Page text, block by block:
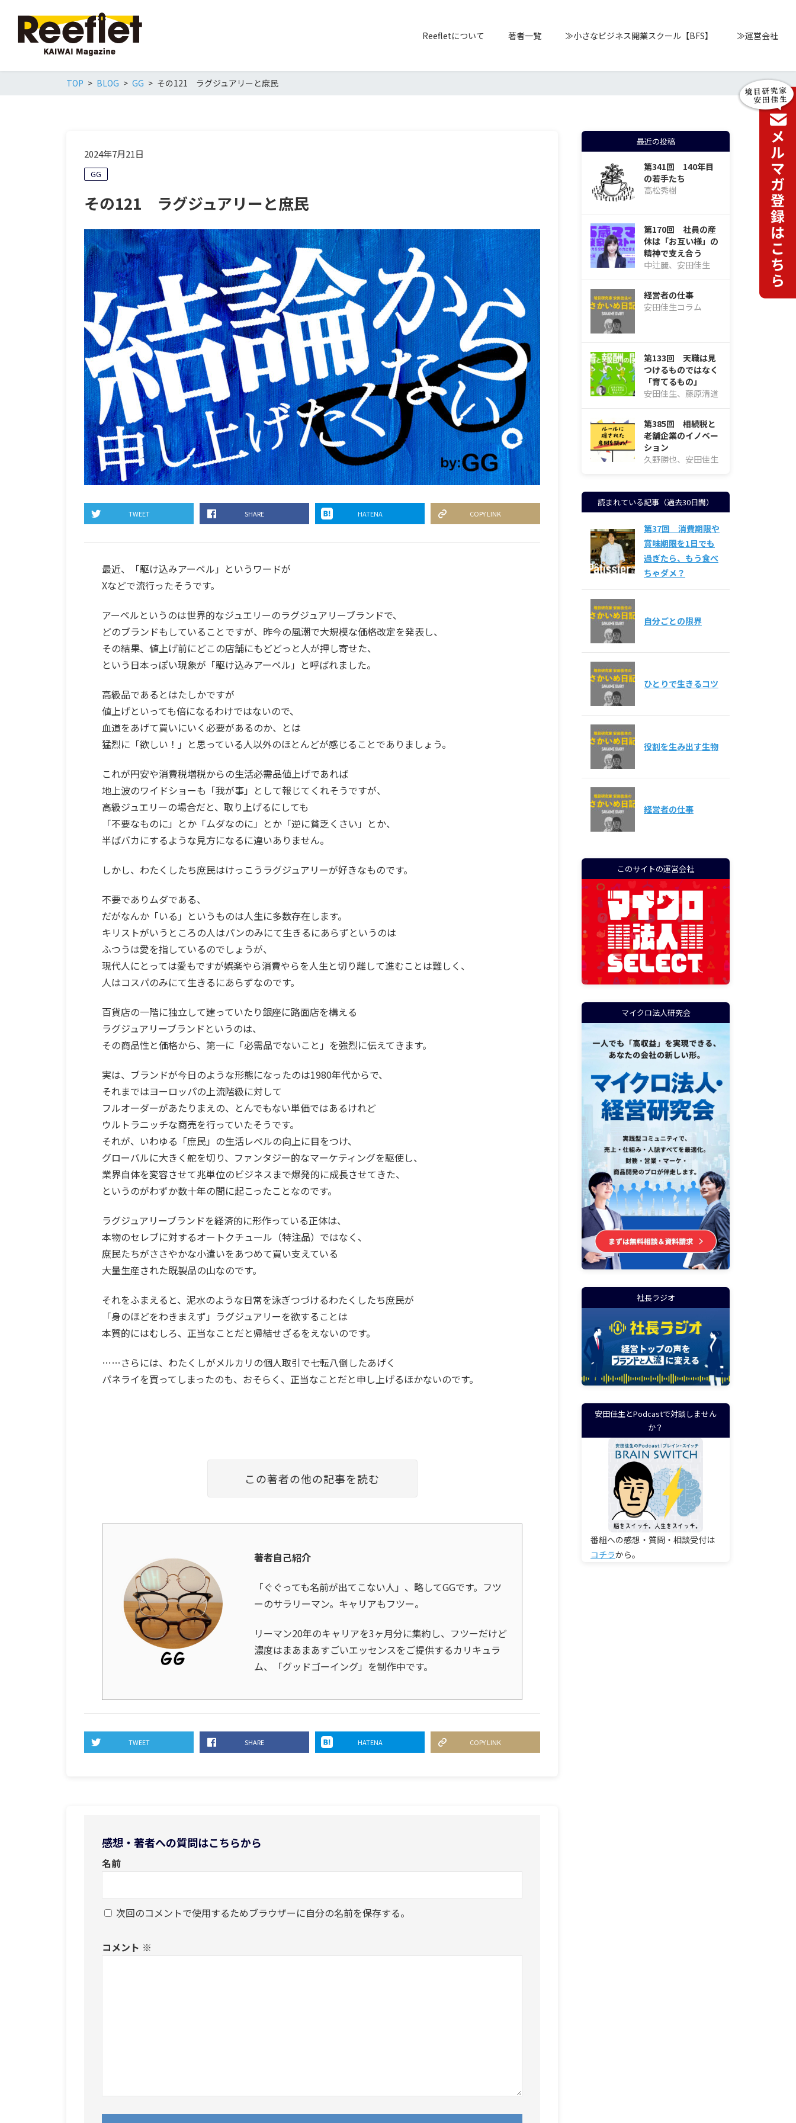
Reefletについて 著者一覧 ≫小さなビジネス開業スクール【BFS】 ≫運営会社
TOP BLOG GG その121 ラグジュアリーと庶民
2024年7月21日
GG
その121 ラグジュアリーと庶民
TWEET SHARE HATENA COPY LINK
最近、「駆け込みアーペル」というワードが
Xなどで流行ったそうです。
アーペルというのは世界的なジュエリーのラグジュアリーブランドで、
どのブランドもしていることですが、昨今の風潮で大規模な価格改定を発表し、
その結果、値上げ前にどこの店舗にもどどっと人が押し寄せた、
という日本っぽい現象が「駆け込みアーペル」と呼ばれました。
高級品であるとはたしかですが
値上げといっても倍になるわけではないので、
血道をあげて買いにいく必要があるのか、とは
猛烈に「欲しい！」と思っている人以外のほとんどが感じることでありましょう。
これが円安や消費税増税からの生活必需品値上げであれば
地上波のワイドショーも「我が事」として報じてくれそうですが、
高級ジュエリーの場合だと、取り上げるにしても
「不要なものに」とか「ムダなのに」とか「逆に貧乏くさい」とか、
半ばバカにするような見方になるに違いありません。
しかし、わたくしたち庶民はけっこうラグジュアリーが好きなものです。
不要でありムダである、
だがなんか「いる」というものは人生に多数存在します。
キリストがいうところの人はパンのみにて生きるにあらずというのは
ふつうは愛を指しているのでしょうが、
現代人にとっては愛もですが娯楽やら消費やらを人生と切り離して進むことは難しく、
人はコスパのみにて生きるにあらずなのです。
百貨店の一階に独立して建っていたり銀座に路面店を構える
ラグジュアリーブランドというのは、
その商品性と価格から、第一に「必需品でないこと」を強烈に伝えてきます。
実は、ブランドが今日のような形態になったのは1980年代からで、
それまではヨーロッパの上流階級に対して
フルオーダーがあたりまえの、とんでもない単価ではあるけれど
ウルトラニッチな商売を行っていたそうです。
それが、いわゆる「庶民」の生活レベルの向上に目をつけ、
グローバルに大きく舵を切り、ファンタジー的なマーケティングを駆使し、
業界自体を変容させて兆単位のビジネスまで爆発的に成長させてきた、
というのがわずか数十年の間に起こったことなのです。
ラグジュアリーブランドを経済的に形作っている正体は、
本物のセレブに対するオートクチュール（特注品）ではなく、
庶民たちがささやかな小遣いをあつめて買い支えている
大量生産された既製品の山なのです。
それをふまえると、泥水のような日常を泳ぎつづけるわたくしたち庶民が
「身のほどをわきまえず」ラグジュアリーを欲することは
本質的にはむしろ、正当なことだと帰結せざるをえないのです。
……さらには、わたくしがメルカリの個人取引で七転八倒したあげく
パネライを買ってしまったのも、おそらく、正当なことだと申し上げるほかないのです。
この著者の他の記事を読む
著者自己紹介
「ぐぐっても名前が出てこない人」、略してGGです。フツ
ーのサラリーマン。キャリアもフツー。
リーマン20年のキャリアを3ヶ月分に集約し、フツーだけど
濃度はまあまあすごいエッセンスをご提供するカリキュラ
ム、「グッドゴーイング」を制作中です。
TWEET SHARE HATENA COPY LINK
感想・著者への質問はこちらから
名前
次回のコメントで使用するためブラウザーに自分の名前を保存する。
コメント ※
最近の投稿
第341回 140年目
の若手たち
高松秀樹
第170回 社員の産
休は「お互い様」の
精神で支え合う
中辻麗、安田佳生
経営者の仕事
安田佳生コラム
第133回 天職は見
つけるものではなく
「育てるもの」
安田佳生、藤原清道
第385回 相続税と
老舗企業のイノベー
ション
久野勝也、安田佳生
読まれている記事（過去30日間）
第37回 消費期限や
賞味期限を1日でも
過ぎたら、もう食べ
ちゃダメ？
自分ごとの限界
ひとりで生きるコツ
役割を生み出す生物
経営者の仕事
このサイトの運営会社
マイクロ法人研究会
社長ラジオ
安田佳生とPodcastで対談しません
か？
番組への感想・質問・相談受付は
コチラから。